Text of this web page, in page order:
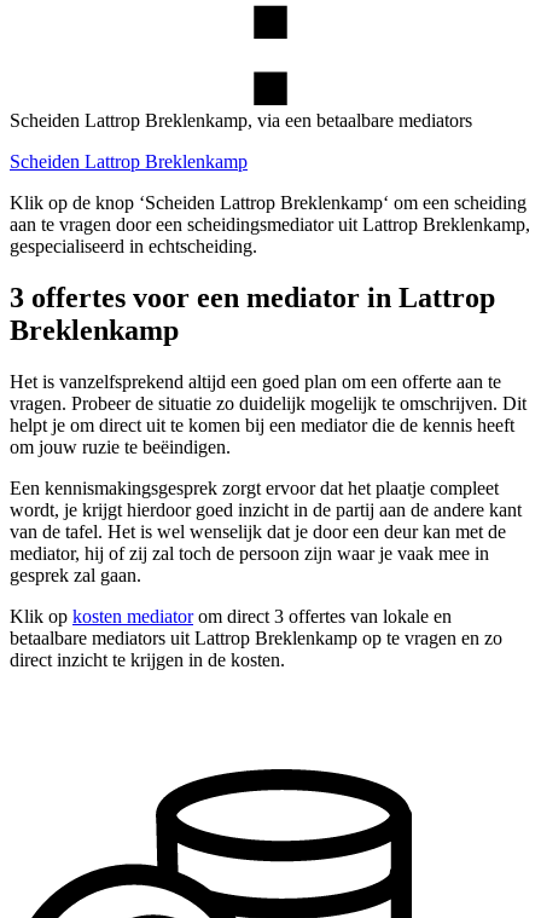
Scheiden Lattrop Breklenkamp, via een betaalbare mediators
Scheiden Lattrop Breklenkamp
Klik op de knop ‘Scheiden Lattrop Breklenkamp‘ om een scheiding
aan te vragen door een scheidingsmediator uit Lattrop Breklenkamp,
gespecialiseerd in echtscheiding.
3 offertes voor een mediator in Lattrop
Breklenkamp
Het is vanzelfsprekend altijd een goed plan om een offerte aan te
vragen. Probeer de situatie zo duidelijk mogelijk te omschrijven. Dit
helpt je om direct uit te komen bij een mediator die de kennis heeft
om jouw ruzie te beëindigen.
Een kennismakingsgesprek zorgt ervoor dat het plaatje compleet
wordt, je krijgt hierdoor goed inzicht in de partij aan de andere kant
van de tafel. Het is wel wenselijk dat je door een deur kan met de
mediator, hij of zij zal toch de persoon zijn waar je vaak mee in
gesprek zal gaan.
Klik op kosten mediatorom direct 3 offertes van lokale en
betaalbare mediators uit Lattrop Breklenkamp op te vragen en zo
direct inzicht te krijgen in de kosten.